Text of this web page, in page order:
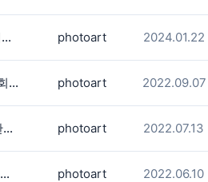
제41회 기상기후 사진·영상 공모전 photoart 2024.01.22
대한약사회, 공공심야약국 사진 공모전 개최 photoart 2022.09.07
제26회 한국마사회 말사진 공모전 photoart 2022.07.13
곰배령 사진 공모전 photoart 2022.06.10